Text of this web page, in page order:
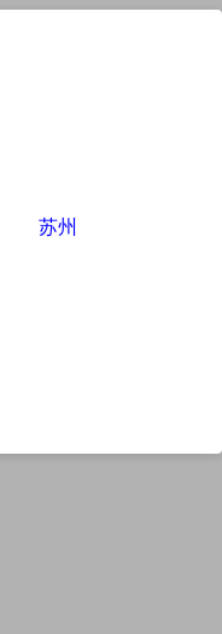
苏州